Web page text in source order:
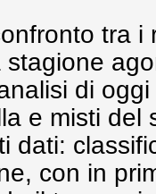
tra i
di
e misti del
dati:
con in